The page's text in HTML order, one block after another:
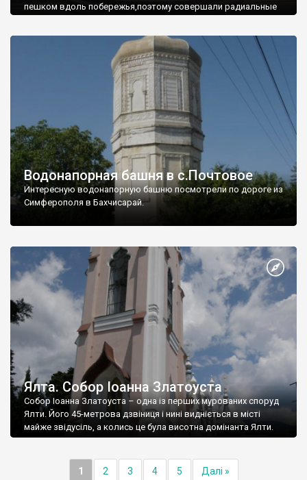
пешком вдоль побережья,поэтому совершали радиальные
Водонапорная башня в с.Почтовое
Интересную водонапорную башню посмотрели по дороге из
Симферополя в Бахчисарай.
Ялта. Собор Іоанна Златоуста
Собор Іоанна Златоуста – одна із перших мурованих споруд
Ялти. Його 45-метрова дзвіниця і нині видніється в місті
майже звідусіль, а колись це була висотна домінанта Ялти.
1 2 3 4 5 Далі »